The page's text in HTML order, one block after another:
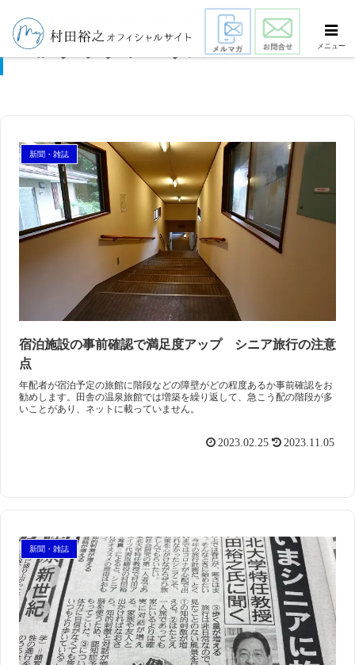
クラブツーリズム
新聞・雑誌
宿泊施設の事前確認で満足度アップ シニア旅行の注意
点
年配者が宿泊予定の旅館に階段などの障壁がどの程度あるか事前確認をお
勧めします。田舎の温泉旅館では増築を繰り返して、急こう配の階段が多
いことがあり、ネットに載っていません。
2023.02.25 2023.11.05
新聞・雑誌
メニュー